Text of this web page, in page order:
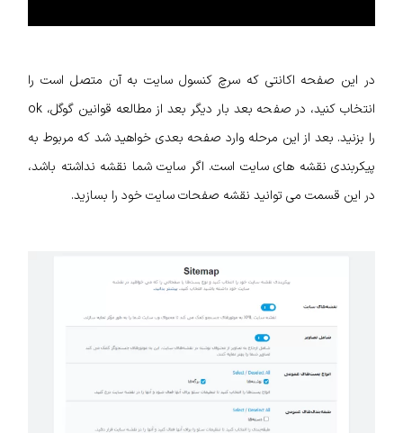
در این صفحه اکانتی که سرچ کنسول سایت به آن متصل است را
انتخاب کنید، در صفحه بعد بار دیگر بعد از مطالعه قوانین گوگل، ok
را بزنید. بعد از این مرحله وارد صفحه بعدی خواهید شد که مربوط به
پیکربندی نقشه های سایت است. اگر سایت شما نقشه نداشته باشد،
در این قسمت می توانید نقشه صفحات سایت خود را بسازید.